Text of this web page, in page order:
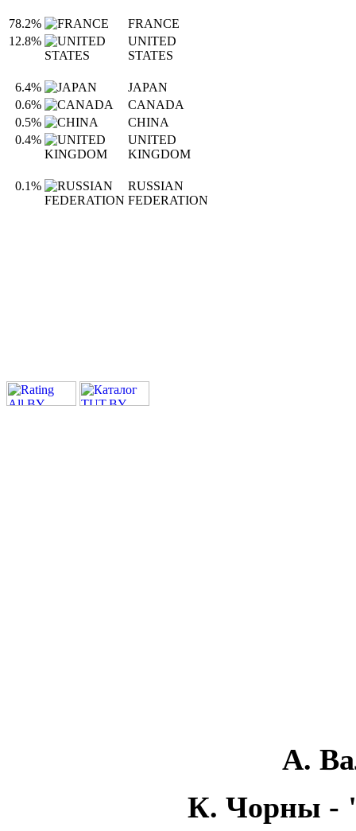
78.2%
FRANCE
12.8%
UNITED
STATES
6.4%
JAPAN
0.6%
CANADA
0.5%
CHINA
0.4%
UNITED
KINGDOM
0.1%
RUSSIAN
FEDERATION
А.
К. Чорны -